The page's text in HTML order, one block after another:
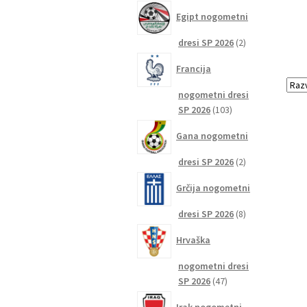
Egipt nogometni
dresi SP 2026 22
Francija
nogometni dresi
SP 2026 103103
Gana nogometni
dresi SP 2026 22
Grčija nogometni
dresi SP 2026 88
Hrvaška
nogometni dresi
SP 2026 4747